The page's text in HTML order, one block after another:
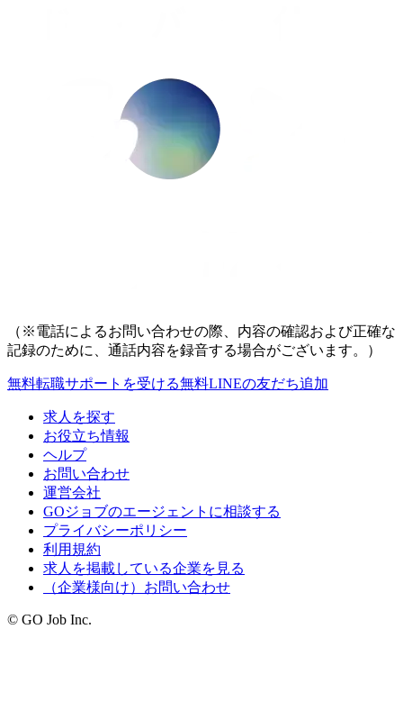
（※電話によるお問い合わせの際、内容の確認および正確な
記録のために、通話内容を録音する場合がございます。）
無料転職サポートを受ける無料LINEの友だち追加
求人を探す
お役立ち情報
ヘルプ
お問い合わせ
運営会社
GOジョブのエージェントに相談する
プライバシーポリシー
利用規約
求人を掲載している企業を見る
（企業様向け）お問い合わせ
© GO Job Inc.